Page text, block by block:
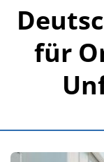
für